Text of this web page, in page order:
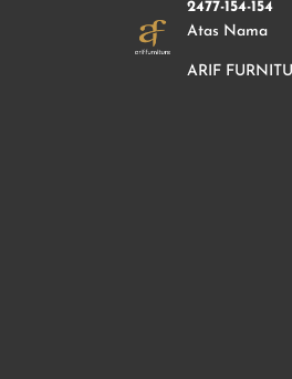
2477-154-154
Atas Nama
ARIF